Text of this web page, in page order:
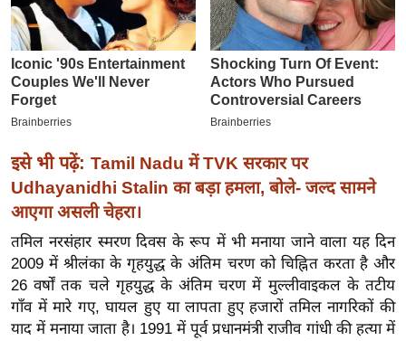
बे
मि
सा
ल
श
ख्सि
य
त
यं
ग
इं
डि
या
सा
इसे भी पढ़ें: Tamil Nadu में TVK सरकार पर
Udhayanidhi Stalin का बड़ा हमला, बोले- जल्द सामने
आएगा असली चेहरा।
तमिल नरसंहार स्मरण दिवस के रूप में भी मनाया जाने वाला यह दिन
2009 में श्रीलंका के गृहयुद्ध के अंतिम चरण को चिह्नित करता है और
26 वर्षों तक चले गृहयुद्ध के अंतिम चरण में मुल्लीवाइकल के तटीय
गाँव में मारे गए, घायल हुए या लापता हुए हजारों तमिल नागरिकों की
याद में मनाया जाता है। 1991 में पूर्व प्रधानमंत्री राजीव गांधी की हत्या में